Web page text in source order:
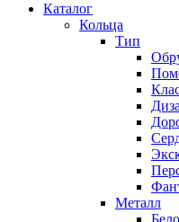
Каталог
Кольца
Тип
Металл